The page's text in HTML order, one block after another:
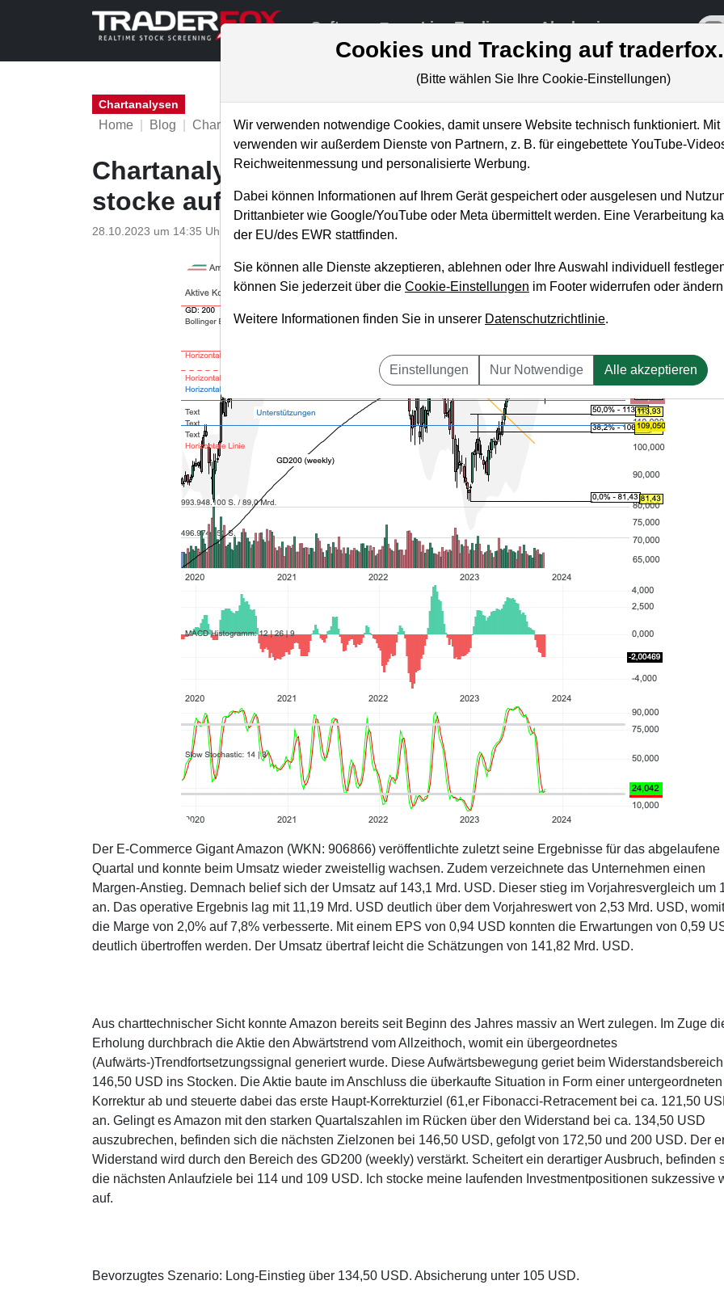
Software Live-Trading Akademie
Chartanalysen
Home Blog Chartanalysen
Chartanalyse Amazon: Aktie bald bei 200 USD? Ich
stocke auf!
28.10.2023 um 14:35 Uhr P. Uhlschmied
Der E-Commerce Gigant Amazon (WKN: 906866) veröffentlichte zuletzt seine Ergebnisse für das abgelaufene
Quartal und konnte beim Umsatz wieder zweistellig wachsen. Zudem verzeichnete das Unternehmen einen
Margen-Anstieg. Demnach belief sich der Umsatz auf 143,1 Mrd. USD. Dieser stieg im Vorjahresvergleich um
an. Das operative Ergebnis lag mit 11,19 Mrd. USD deutlich über dem Vorjahreswert von 2,53 Mrd. USD,
die Marge von 2,0% auf 7,8% verbesserte. Mit einem EPS von 0,94 USD konnten die Erwartungen von 0,59
deutlich übertroffen werden. Der Umsatz übertraf leicht die Schätzungen von 141,82 Mrd. USD.
Aus charttechnischer Sicht konnte Amazon bereits seit Beginn des Jahres massiv an Wert zulegen. Im Zuge
Erholung durchbrach die Aktie den Abwärtstrend vom Allzeithoch, womit ein übergeordnetes
(Aufwärts-)Trendfortsetzungssignal generiert wurde. Diese Aufwärtsbewegung geriet beim
146,50 USD ins Stocken. Die Aktie baute im Anschluss die überkaufte Situation in Form einer untergeordneten
Korrektur ab und steuerte dabei das erste Haupt-Korrekturziel (61,er Fibonacci-Retracement bei ca. 121,50
an. Gelingt es Amazon mit den starken Quartalszahlen im Rücken über den Widerstand bei ca. 134,50 USD
auszubrechen, befinden sich die nächsten Zielzonen bei 146,50 USD, gefolgt von 172,50 und 200 USD. Der
Widerstand wird durch den Bereich des GD200 (weekly) verstärkt. Scheitert ein derartiger Ausbruch, befinden
die nächsten Anlaufziele bei 114 und 109 USD. Ich stocke meine laufenden Investmentpositionen sukzessive
auf.
Bevorzugtes Szenario: Long-Einstieg über 134,50 USD. Absicherung unter 105 USD.
Cookies und Tracking auf
(Bitte wählen Sie Ihre Cookie-Einstellungen)
Wir verwenden notwendige Cookies, damit unsere Website technisch funktioniert.
verwenden wir außerdem Dienste von Partnern, z. B. für eingebettete YouTube-
Reichweitenmessung und personalisierte Werbung.
Dabei können Informationen auf Ihrem Gerät gespeichert oder ausgelesen und
Drittanbieter wie Google/YouTube oder Meta übermittelt werden. Eine Verarbeitung
der EU/des EWR stattfinden.
Sie können alle Dienste akzeptieren, ablehnen oder Ihre Auswahl individuell
können Sie jederzeit über die Cookie-Einstellungen im Footer widerrufen oder
Weitere Informationen finden Sie in unserer Datenschutzrichtlinie.
Einstellungen Nur Notwendige Alle akzeptieren